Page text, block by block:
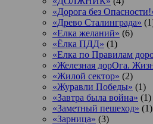
«Дорога без
«Древо Сталинграда»
«Елка желаний» (6)
«Ёлка ПДД» (1)
«Елка по Правилам
«Железная дорОга.
«Жилой сектор» (2)
«Журавли Победы» (1)
«Завтра была война» (1)
«Заметный пешеход» (1)
«Зарница» (3)